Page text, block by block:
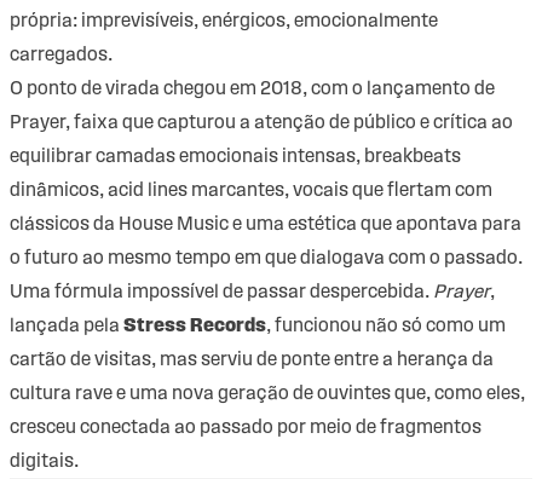
própria: imprevisíveis, enérgicos, emocionalmente
carregados.
O ponto de virada chegou em 2018, com o lançamento de
Prayer, faixa que capturou a atenção de público e crítica ao
equilibrar camadas emocionais intensas, breakbeats
dinâmicos, acid lines marcantes, vocais que flertam com
clássicos da House Music e uma estética que apontava para
o futuro ao mesmo tempo em que dialogava com o passado.
Uma fórmula impossível de passar despercebida. Prayer,
lançada pela Stress Records, funcionou não só como um
cartão de visitas, mas serviu de ponte entre a herança da
cultura rave e uma nova geração de ouvintes que, como eles,
cresceu conectada ao passado por meio de fragmentos
digitais.